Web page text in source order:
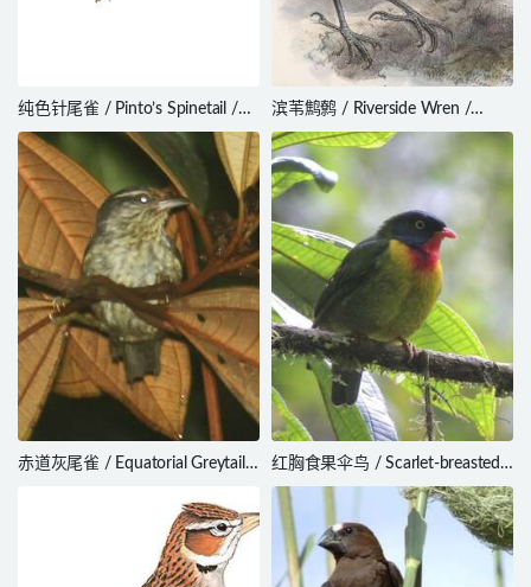
纯色针尾雀 / Pinto’s Spinetail /
Synallaxis infuscata
滨苇鹪鹩 / Riverside Wren /
Cantorchilus semibadius
赤道灰尾雀 / Equatorial Greytail /
红胸食果伞鸟 / Scarlet-breasted
Fruiteater / Pipreola frontalis